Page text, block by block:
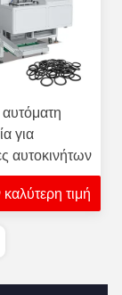
αυτόματη
για
αυτοκινήτων
τιμή